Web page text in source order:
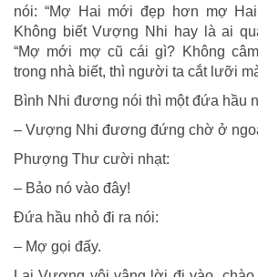
nói: “Mợ Hai mới đẹp hơn mợ
Không biết Vượng Nhi hay là ai
“Mợ mới mợ cũ cái gì? Không
trong nhà biết, thì người ta cắt lưỡi
Bình Nhi đương nói thì một đứa hầu
– Vượng Nhi đương đứng chờ ở
Phượng Thư cười nhạt:
– Bảo nó vào đây!
Đứa hầu nhỏ đi ra nói:
– Mợ gọi đấy.